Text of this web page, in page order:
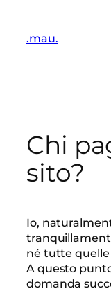
contenuto
.mau.
Chi
sito?
Io,
né tutte quelle
A questo
domanda